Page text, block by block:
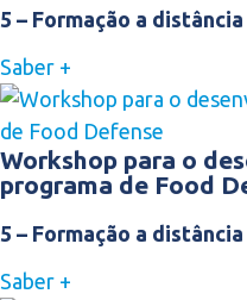
5 – Formação a
Saber +
Workshop para o
programa de Food
5 – Formação a
Saber +